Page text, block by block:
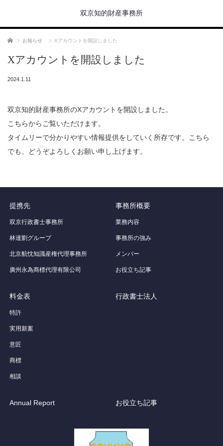
双京知的財産事務所
ホーム お知らせ Xアカウントを開設しました
Xアカウントを開設しました
2024.1.11
双京知的財産事務所のXアカウントを開設しました。
こちらからご覧いただけます。
タイムリーで分かりやすい情報提供をしていく所存です。こちら
でも、どうぞよろしくお願い申し上げます。
提携先
双京行政書士事務所
林達劉グループ
北京航忱知識産権代理事務所
廣州永為商標代理有限公司
事務所概要
業務内容
事務所の強み
メンバー
お役立ち記事
料金表
特許
実用新案
意匠
商標
相談
行政書士法人
Annual Report お役立ち記事